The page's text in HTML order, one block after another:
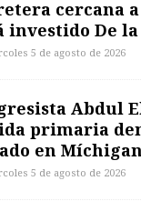
cercana
investido De
5 de agosto de 2026
Abdul
primaria
en Míchigan
5 de agosto de 2026